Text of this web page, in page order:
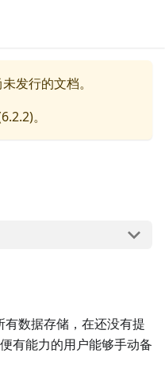
发行的文档。
6.2.2)。
数据存储，在还没有提
有能力的用户能够手动备